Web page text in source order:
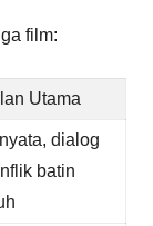
film:
Utama
dialog
batin